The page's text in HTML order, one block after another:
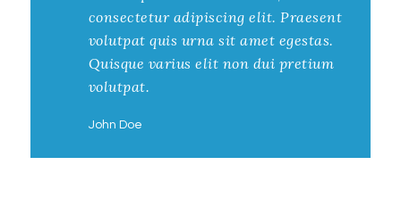
consectetur adipiscing elit. Praesent
volutpat quis urna sit amet egestas.
Quisque varius elit non dui pretium
volutpat.
John Doe